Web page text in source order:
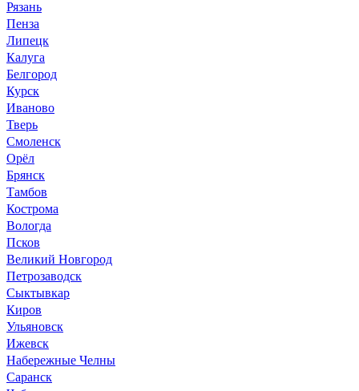
Рязань
Пенза
Липецк
Калуга
Белгород
Курск
Иваново
Тверь
Смоленск
Орёл
Брянск
Тамбов
Кострома
Вологда
Псков
Великий Новгород
Петрозаводск
Сыктывкар
Киров
Ульяновск
Ижевск
Набережные Челны
Саранск